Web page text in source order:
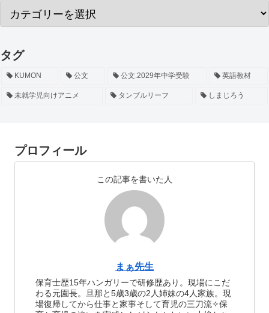
タグ
KUMON 公文 公文.2029年中学受験 英語教材
未就学児向けアニメ タンブルリーフ しまじろう
プロフィール
この記事を書いた人
まぁ先生
保育士歴15年ハンガリーで研修歴あり。現場にこだ
わる元園長。旦那と5歳3歳の2人姉妹の4人家族。現
場復帰してから仕事と家事そして育児の三刀流✧︎保